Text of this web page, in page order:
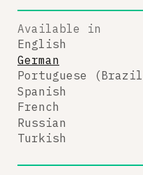
Available in
English
German
Portuguese
Spanish
French
Russian
Turkish